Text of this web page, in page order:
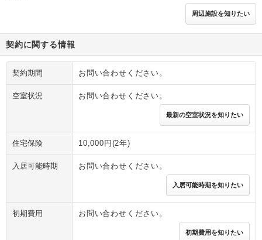
周辺施設を知りたい
契約に関する情報
契約期間 お問い合わせください。
空室状況 お問い合わせください。
最新の空室状況を知りたい
住宅保険 10,000円(2年)
入居可能時期 お問い合わせください。
入居可能時期を知りたい
初期費用 お問い合わせください。
初期費用を知りたい